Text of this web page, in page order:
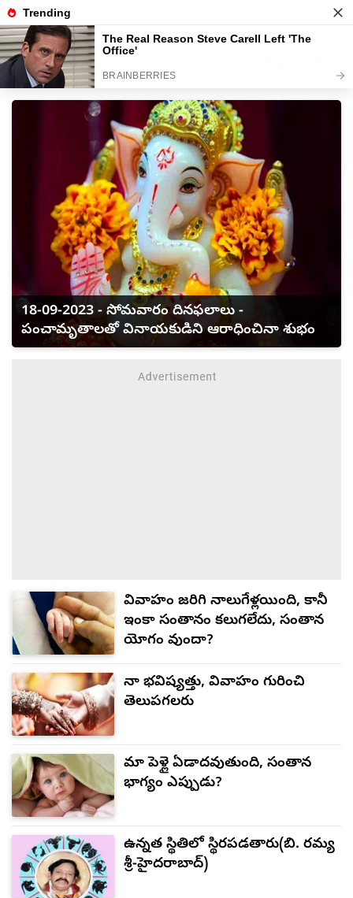
వార్తలు పంచాంగం
18-09-2023 - సోమవారం దినఫలాలు -
పంచామృతాలతో వినాయకుడిని ఆరాధించినా శుభం
వివాహం జరిగి నాలుగేళ్లయింది, కానీ
ఇంకా సంతానం కలుగలేదు, సంతాన
యోగం వుందా?
నా భవిష్యత్తు, వివాహం గురించి
తెలుపగలరు
మా పెళ్లై ఏడాదవుతుంది, సంతాన
భాగ్యం ఎప్పుడు?
ఉన్నత స్థితిలో స్థిరపడతారు(బి. రమ్య
శ్రీ-హైదరాబాద్)